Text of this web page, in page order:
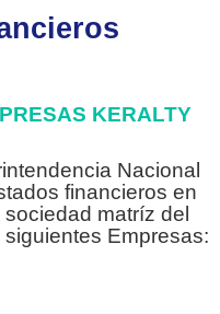
KERALTY
Nacional
financieros en
matríz del
Empresas: